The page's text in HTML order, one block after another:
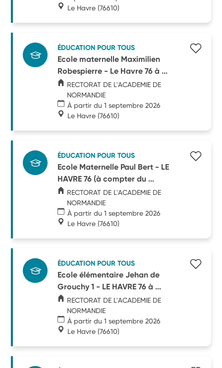
Le Havre (76610)
ÉDUCATION POUR TOUS
Ecole maternelle Maximilien
Robespierre - Le Havre 76 à ...
RECTORAT DE L'ACADEMIE DE
NORMANDIE
À partir du 1 septembre 2026
Le Havre (76610)
ÉDUCATION POUR TOUS
Ecole Maternelle Paul Bert - LE
HAVRE 76 (à compter du ...
RECTORAT DE L'ACADEMIE DE
NORMANDIE
À partir du 1 septembre 2026
Le Havre (76610)
ÉDUCATION POUR TOUS
Ecole élémentaire Jehan de
Grouchy 1 - LE HAVRE 76 à ...
RECTORAT DE L'ACADEMIE DE
NORMANDIE
À partir du 1 septembre 2026
Le Havre (76610)